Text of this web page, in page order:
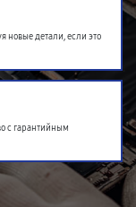
новые детали, если это
с гарантийным